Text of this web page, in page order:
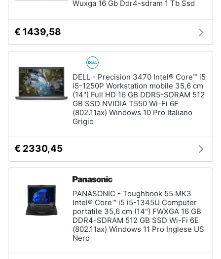
Wuxga 16 Gb Ddr4-sdram 1 Tb Ssd
€ 1439,58
DELL - Precision 3470 Intel® Core™ i5
i5-1250P Workstation mobile 35,6 cm
(14") Full HD 16 GB DDR5-SDRAM 512
GB SSD NVIDIA T550 Wi-Fi 6E
(802.11ax) Windows 10 Pro Italiano
Grigio
€ 2330,45
PANASONIC - Toughbook 55 MK3
Intel® Core™ i5 i5-1345U Computer
portatile 35,6 cm (14") FWXGA 16 GB
DDR4-SDRAM 512 GB SSD Wi-Fi 6E
(802.11ax) Windows 11 Pro Inglese US
Nero